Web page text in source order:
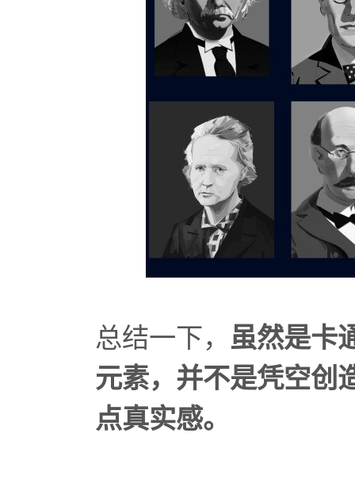
总结一下， 虽然是卡
元素，并不是凭空创
点真实感。